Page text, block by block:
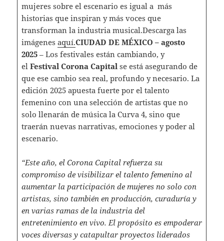
mujeres sobre el escenario es igual a más
historias que inspiran y más voces que
transforman la industria musical.Descarga las
imágenes aquí.CIUDAD DE MÉXICO – agosto
2025 – Los festivales están cambiando, y
el Festival Corona Capitalse está asegurando de
que ese cambio sea real, profundo y necesario. La
edición 2025 apuesta fuerte por el talento
femenino con una selección de artistas que no
solo llenarán de música la Curva 4, sino que
traerán nuevas narrativas, emociones y poder al
escenario.
“Este año, el Corona Capital refuerza su
compromiso de visibilizar el talento femenino al
aumentar la participación de mujeres no solo con
artistas, sino también en producción, curaduría y
en varias ramas de la industria del
entretenimiento en vivo. El propósito es empoderar
voces diversas y catapultar proyectos liderados